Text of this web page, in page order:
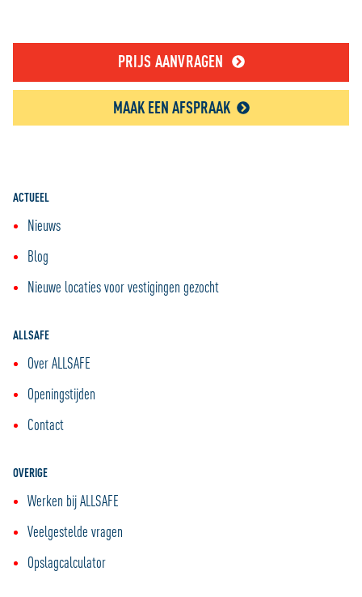
PRIJS AANVRAGEN
MAAK EEN AFSPRAAK
ACTUEEL
Nieuws
Blog
Nieuwe locaties voor vestigingen gezocht
ALLSAFE
Over ALLSAFE
Openingstijden
Contact
OVERIGE
Werken bij ALLSAFE
Veelgestelde vragen
Opslagcalculator